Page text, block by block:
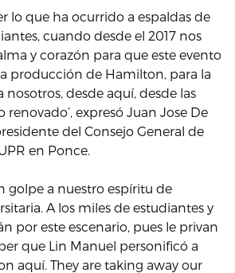
lo que ha ocurrido a espaldas de
cuando desde el 2017 nos
y corazón para que este evento
producción de Hamilton, para la
nosotros, desde aquí, desde las
expresó Juan Jose De
del Consejo General de
en Ponce.
golpe a nuestro espíritu de
A los miles de estudiantes y
por este escenario, pues le privan
que Lin Manuel personificó a
aquí. They are taking away our